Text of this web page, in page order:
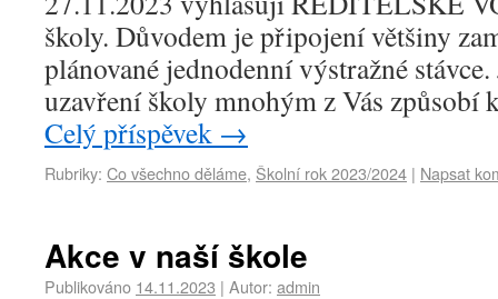
školy. Důvodem je připojení většiny
plánované jednodenní výstražné
uzavření školy mnohým z Vás
Celý příspěvek →
Rubriky: Co všechno děláme, Školní rok 2023/2024 | Napsat
Akce v naší škole
Publikováno 14.11.2023 | Autor: admin